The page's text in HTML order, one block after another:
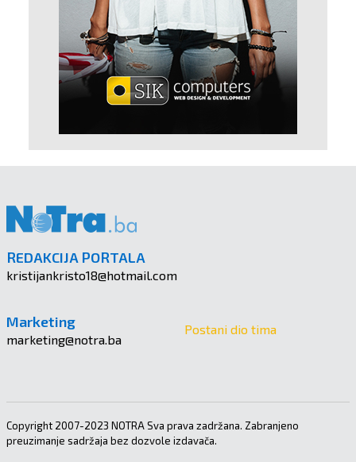
REDAKCIJA PORTALA
kristijankristo18@hotmail.com
Marketing
marketing@notra.ba
Postani dio tima
Copyright 2007-2023 NOTRA Sva prava zadržana. Zabranjeno
preuzimanje sadržaja bez dozvole izdavača.